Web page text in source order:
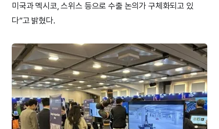
미국과 멕시코, 스위스 등으로 수출 논의가 구체화되고 있
다”고 밝혔다.